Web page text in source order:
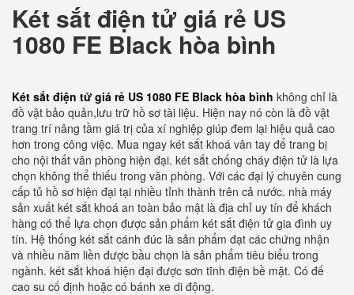
Két sắt điện tử giá rẻ US
1080 FE Black hòa bình
Két sắt điện tử giá rẻ US 1080 FE Black hòa bình không chỉ là
đồ vật bảo quản,lưu trữ hồ sơ tài liệu. Hiện nay nó còn là đồ vật
trang trí nâng tầm giá trị của xí nghiệp giúp đem lại hiệu quả cao
hơn trong công việc. Mua ngay két sắt khoá vân tay để trang bị
cho nội thất văn phòng hiện đại. két sắt chống cháy điện tử là lựa
chọn không thể thiếu trong văn phòng. Với các đại lý chuyên cung
cấp tủ hồ sơ hiện đại tại nhiều tỉnh thành trên cả nước. nhà máy
sản xuất két sắt khoá an toàn bảo mật là địa chỉ uy tín để khách
hàng có thể lựa chọn được sản phẩm két sắt điện tử gia đình uy
tín. Hệ thống két sắt cánh đúc là sản phẩm đạt các chứng nhận
và nhiều năm liền được bầu chọn là sản phẩm tiêu biểu trong
ngành. két sắt khoá hiện đại được sơn tĩnh điện bề mặt. Có đế
cao su cố định hoặc có bánh xe di động.